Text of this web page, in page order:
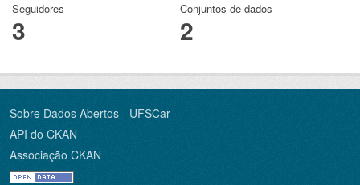
Seguidores
3
Conjuntos de dados
2
Sobre Dados Abertos - UFSCar
API do CKAN
Associação CKAN